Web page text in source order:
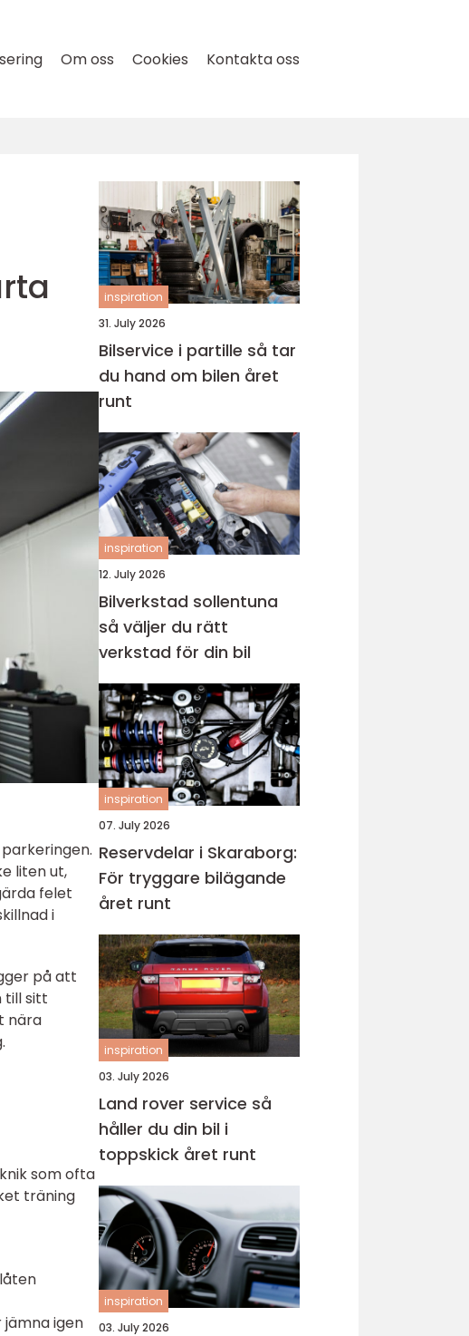
Om oss Cookies Kontakta oss
liten ut,
felet
i
på att
till sitt
nära
som ofta
träning
igen
inspiration
31. July 2026
Bilservice i partille så tar
du hand om bilen året
runt
inspiration
12. July 2026
Bilverkstad sollentuna
så väljer du rätt
verkstad för din bil
inspiration
07. July 2026
Reservdelar i Skaraborg:
För tryggare bilägande
året runt
inspiration
03. July 2026
Land rover service så
håller du din bil i
toppskick året runt
inspiration
03. July 2026